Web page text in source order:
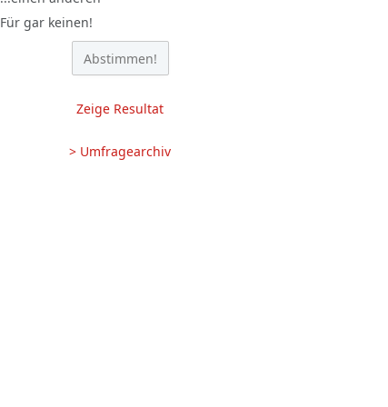
Für gar keinen!
Zeige Resultat
> Umfragearchiv